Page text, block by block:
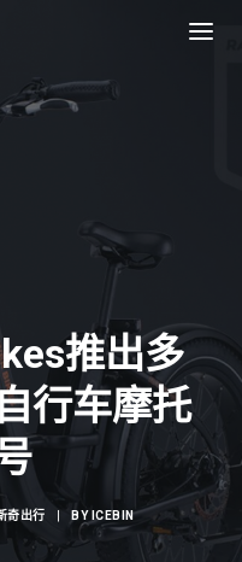
推出多
行车摩托
奇出行 BY ICEBIN